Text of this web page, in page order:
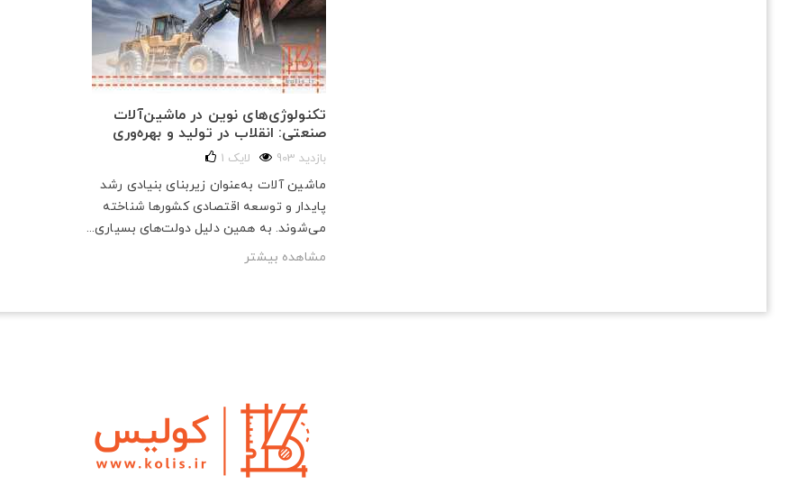
تکنولوژی‌های نوین در ماشین‌آلات
صنعتی: انقلاب در تولید و بهره‌وری
903 بازدید 1 لایک
ماشین آلات به‌عنوان زیربنای بنیادی رشد
پایدار و توسعه اقتصادی کشورها شناخته
می‌شوند. به همین دلیل دولت‌های بسیاری...
مشاهده بیشتر